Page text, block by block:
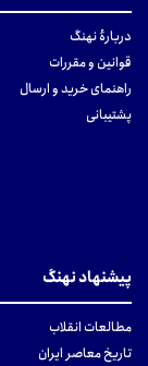
دربارهٔ نهنگ
قوانین و مقررات
راهنمای خرید و ارسال
پشتیبانی
پیشنهاد نهنگ
مطالعات انقلاب
تاریخ معاصر ایران